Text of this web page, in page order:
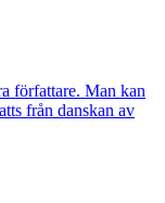
författare. Man kan
från danskan av